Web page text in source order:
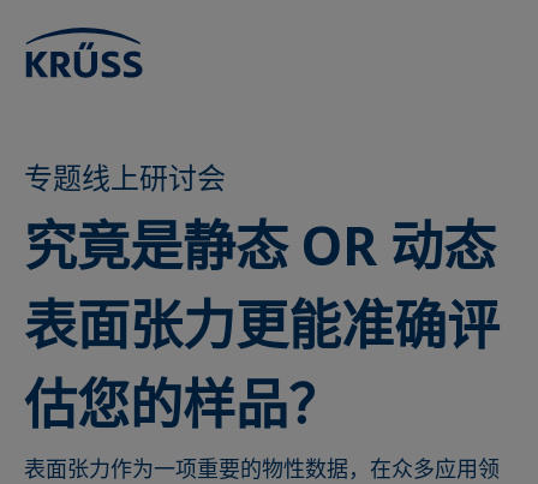
专题线上研讨会
究竟是静态 OR 动态
表面张力更能准确评
估您的样品？
表面张力作为一项重要的物性数据，在众多应用领